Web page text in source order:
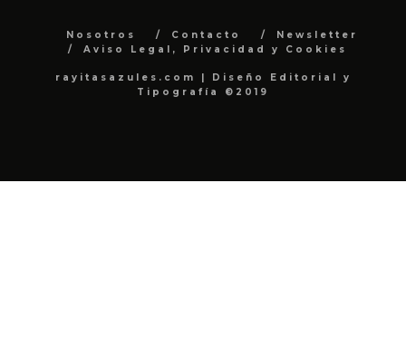
Nosotros Contacto
Newsletter
Aviso Legal, Privacidad y Cookies
rayitasazules.com | Diseño Editorial y
Tipografía ©2019